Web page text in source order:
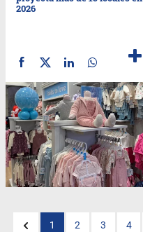
2026
1 2 3 4